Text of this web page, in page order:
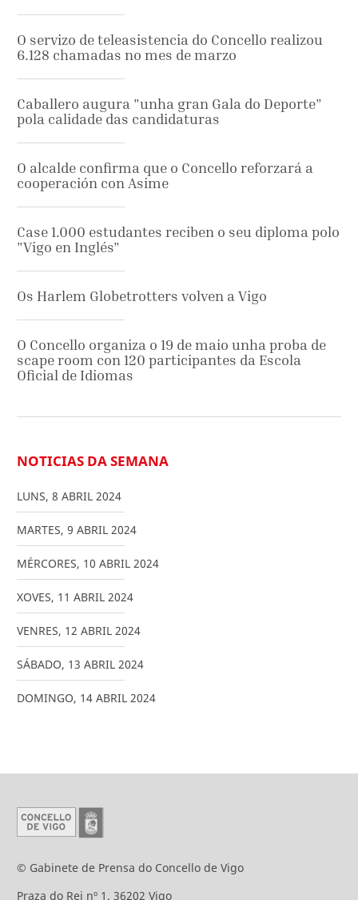
O servizo de teleasistencia do Concello realizou
6.128 chamadas no mes de marzo
Caballero augura "unha gran Gala do Deporte”
pola calidade das candidaturas
O alcalde confirma que o Concello reforzará a
cooperación con Asime
Case 1.000 estudantes reciben o seu diploma polo
"Vigo en Inglés"
Os Harlem Globetrotters volven a Vigo
O Concello organiza o 19 de maio unha proba de
scape room con 120 participantes da Escola
Oficial de Idiomas
NOTICIAS DA SEMANA
LUNS, 8 ABRIL 2024
MARTES, 9 ABRIL 2024
MÉRCORES, 10 ABRIL 2024
XOVES, 11 ABRIL 2024
VENRES, 12 ABRIL 2024
SÁBADO, 13 ABRIL 2024
DOMINGO, 14 ABRIL 2024
© Gabinete de Prensa do Concello de Vigo
Praza do Rei nº 1. 36202 Vigo